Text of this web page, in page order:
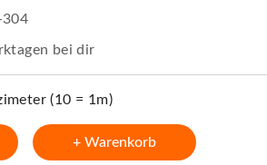
bei dir
(10 = 1m)
+ Warenkorb